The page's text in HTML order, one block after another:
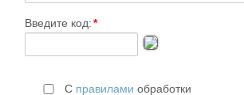
Введите код:*
С правилами обработки